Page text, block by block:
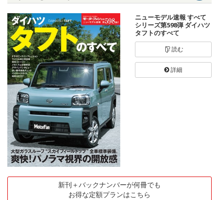
ニューモデル速報 すべて
シリーズ第598弾 ダイハツ
タフトのすべて
読む
詳細
新刊＋バックナンバーが何冊でも
お得な定額プランはこちら